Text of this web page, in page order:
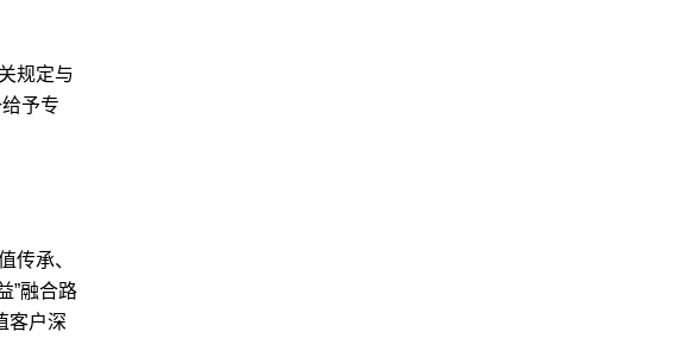
规定与
予专
传承、
”融合路
客户深